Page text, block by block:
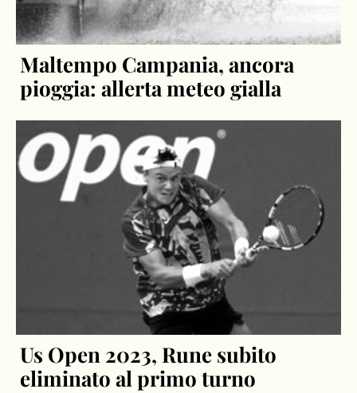
Maltempo Campania, ancora
pioggia: allerta meteo gialla
Us Open 2023, Rune subito
eliminato al primo turno